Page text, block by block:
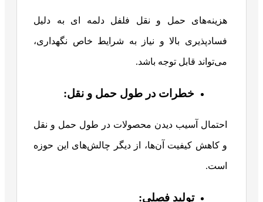
هزینه‌های حمل و نقل فلفل دلمه ای به دلیل
فسادپذیری بالا و نیاز به شرایط خاص نگهداری،
می‌تواند قابل توجه باشد.
خطرات در طول حمل و نقل:
احتمال آسیب دیدن محصولات در طول حمل و نقل
و کاهش کیفیت آن‌ها، از دیگر چالش‌های این حوزه
است.
تولید فصلی: